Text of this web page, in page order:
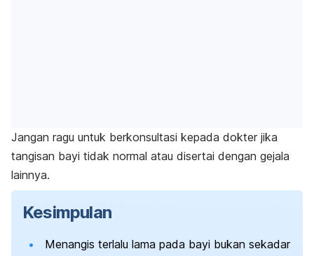
Jangan ragu untuk berkonsultasi kepada dokter jika
tangisan bayi tidak normal atau disertai dengan gejala
lainnya.
Kesimpulan
Menangis terlalu lama pada bayi bukan sekadar